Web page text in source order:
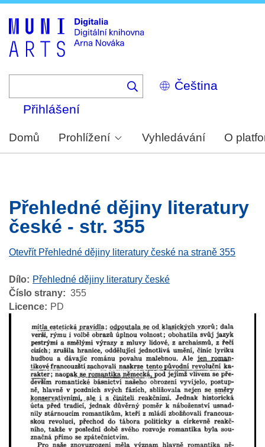
Select
your
Přihlášení
Domů Prohlížení Vyhledávání O
Přehledné dějiny literatury
české - str. 355
Otevřít Přehledné dějiny literatury české na straně 355
Dílo
Přehledné dějiny literatury české
Číslo strany
355
Licence
PD